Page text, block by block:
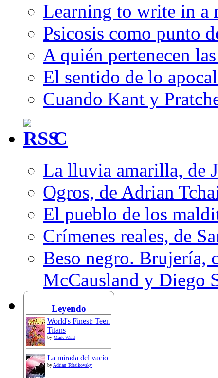
Learning to write in a
Psicosis como punto
A quién pertenecen
El sentido de lo
Cuando Kant y
C
La lluvia amarilla, de
Ogros, de Adrian
El pueblo de los
Crímenes reales, de
Beso negro. Brujería,
McCausland y Diego
Leyendo
World's Finest: Teen
Titans
by Mark Waid
La mirada del vacío
byAdrian Tchaikovsky